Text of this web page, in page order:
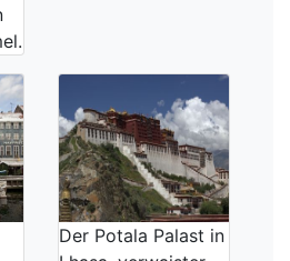
Der Potala Palast in